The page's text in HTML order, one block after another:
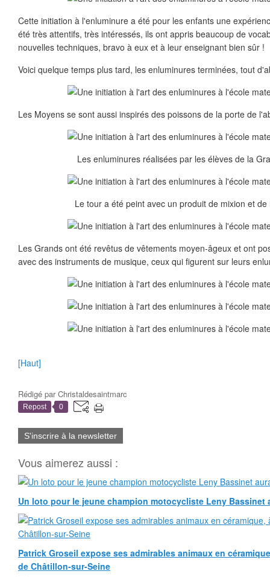
Cette initiation à l'enluminure a été pour les enfants une
été très attentifs, très intéressés, ils ont appris beaucoup de
nouvelles techniques, bravo à eux et à leur enseignant bien sûr !
Voici quelque temps plus tard, les enluminures terminées, tout
Les Moyens se sont aussi inspirés des poissons de la porte de
Les enluminures réalisées par les élèves de la
Le tour a été peint avec un produit de mixion et
Les Grands ont été revêtus de vêtements moyen-âgeux et ont
avec des instruments de musique, ceux qui figurent sur leurs
[Haut]
Rédigé parChristaldesaintmarc
Repost 0
S'inscrire à la newsletter
Vous aimerez aussi :
Un loto pour le jeune champion motocycliste Leny Bassinet
Patrick Groseil expose ses admirables animaux en
de Châtillon-sur-Seine